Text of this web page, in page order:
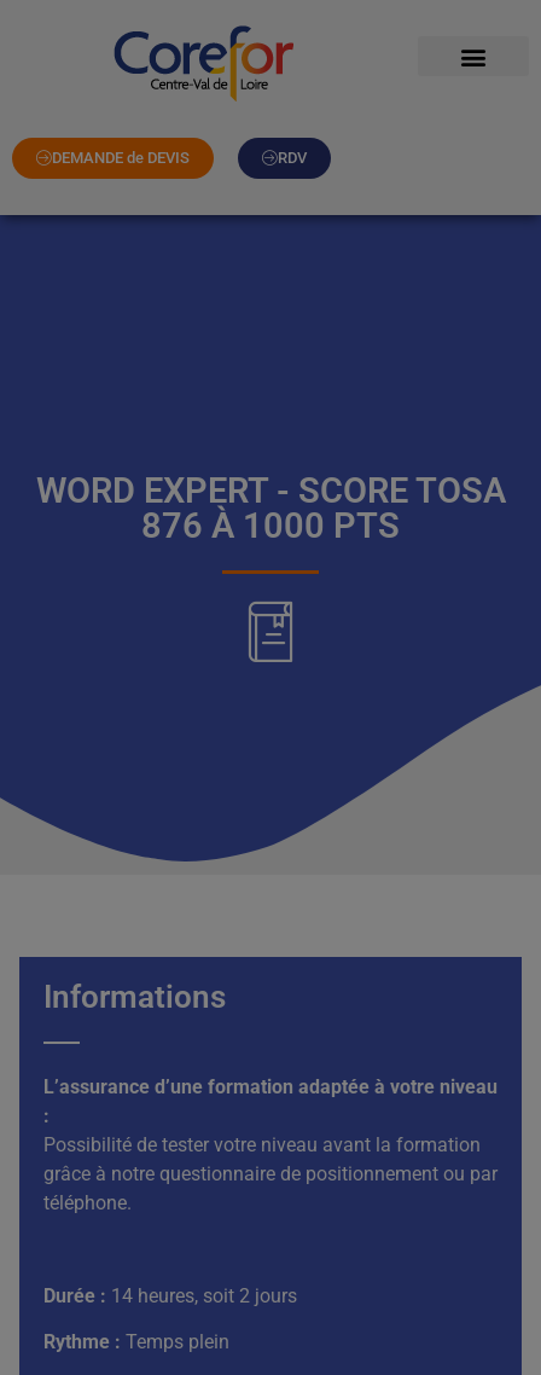
DEMANDE de DEVIS RDV
WORD EXPERT - SCORE TOSA
876 À 1000 PTS
Informations
L’assurance d’une formation adaptée à votre niveau
:
Possibilité de tester votre niveau avant la formation
grâce à notre questionnaire de positionnement ou par
téléphone.
Durée : 14 heures, soit 2 jours
Rythme : Temps plein